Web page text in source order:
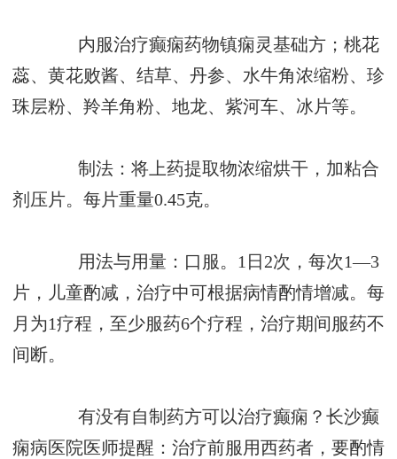
内服治疗癫痫药物镇痫灵基础方；桃花
蕊、黄花败酱、结草、丹参、水牛角浓缩粉、珍
珠层粉、羚羊角粉、地龙、紫河车、冰片等。
制法：将上药提取物浓缩烘干，加粘合
剂压片。每片重量0.45克。
用法与用量：口服。1日2次，每次1—3
片，儿童酌减，治疗中可根据病情酌情增减。每
月为1疗程，至少服药6个疗程，治疗期间服药不
间断。
有没有自制药方可以治疗癫痫？长沙癫
痫病医院医师提醒：治疗前服用西药者，要酌情